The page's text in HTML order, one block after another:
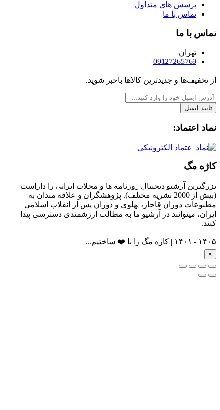
پرسش های متداول
تماس با ما
تماس با ما
تهران
09127265769
از تخفیف‌ها و جدیدترین‌ کالاها باخبر شوید.
تایید ایمیل
نماد اعتماد:
کاژه مگ
بزرگترین آرشیو دیجیتال روزنامه ها و مجلات ایرانی را داراست
(بیش از 2000 نشریه مختلف). پژوهشگران و علاقه مندان به
مطبوعات دوران قاجار، پهلوی و دوران پس از انقلاب اسلامی
ایران، میتوانند در آرشیو ما به مطالب ارزشمندی دسترسی پیدا
کنند.
۱۴۰۵ - ۱۴۰۱ | کاژه مگ را با ❤️ ساختیم...
×